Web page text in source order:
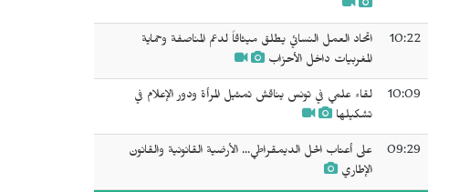
10:22
اتحاد العمل النسائي يطلق ميثاقاً لدعم المناصفة وحماية
المغربيات داخل الأحزاب
10:09
لقاء علمي في تونس يناقش تمثيل المرأة ودور الإعلام في
تشكيلها
09:29
على أعتاب الحل الديمقراطي... الأرضية القانونية والقانون
الإطاري